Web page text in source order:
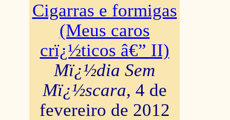
Cigarras e formigas
(Meus caros
crï¿½ticos â€” II)
Mï¿½dia Sem
Mï¿½scara, 4 de
fevereiro de 2012